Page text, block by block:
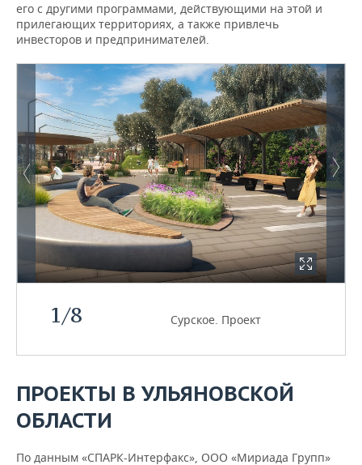
его с другими программами, действующими на этой и
прилегающих территориях, а также привлечь
инвесторов и предпринимателей.
1/8 Сурское. Проект
ПРОЕКТЫ В УЛЬЯНОВСКОЙ
ОБЛАСТИ
По данным «СПАРК-Интерфакс», ООО «Мириада Групп»